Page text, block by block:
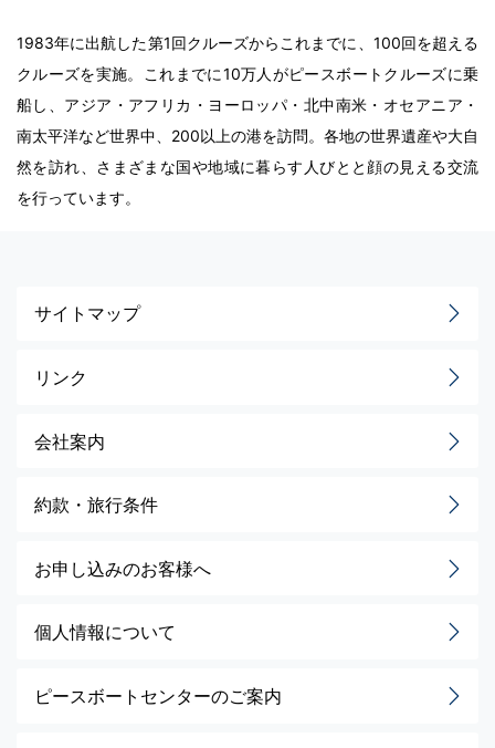
1983年に出航した第1回クルーズからこれまでに、100回を超える
クルーズを実施。これまでに10万人がピースボートクルーズに乗
船し、アジア・アフリカ・ヨーロッパ・北中南米・オセアニア・
南太平洋など世界中、200以上の港を訪問。各地の世界遺産や大自
然を訪れ、さまざまな国や地域に暮らす人びとと顔の見える交流
を行っています。
サイトマップ
リンク
会社案内
約款・旅行条件
お申し込みのお客様へ
個人情報について
ピースボートセンターのご案内